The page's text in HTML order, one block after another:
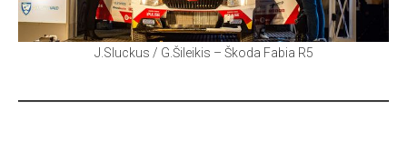
J.Sluckus / G.Šileikis – Škoda Fabia R5